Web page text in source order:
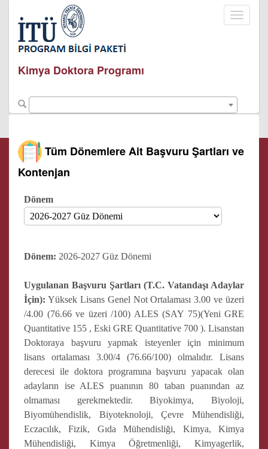
Toggle
Kimya Doktora Programı
Tüm Dönemlere Ait Başvuru Şartları ve
Kontenjan
Dönem
Dönem: 2026-2027 Güz Dönemi
Uygulanan Başvuru Şartları (T.C. Vatandaşı Adaylar
İçin): Yüksek Lisans Genel Not Ortalaması 3.00 ve üzeri
/4.00 (76.66 ve üzeri /100) ALES (SAY 75)(Yeni GRE
Quantitative 155 , Eski GRE Quantitative 700 ). Lisanstan
Doktoraya başvuru yapmak isteyenler için minimum
lisans ortalaması 3.00/4 (76.66/100) olmalıdır. Lisans
derecesi ile doktora programına başvuru yapacak olan
adayların ise ALES puanının 80 taban puanından az
olmaması gerekmektedir. Biyokimya, Biyoloji,
Biyomühendislik, Biyoteknoloji, Çevre Mühendisliği,
Eczacılık, Fizik, Gıda Mühendisliği, Kimya, Kimya
Mühendisliği, Kimya Öğretmenliği, Kimyagerlik,